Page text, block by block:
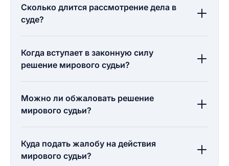
Сколько длится рассмотрение дела в
суде?
Когда вступает в законную силу
решение мирового судьи?
Можно ли обжаловать решение
мирового судьи?
Куда подать жалобу на действия
мирового судьи?